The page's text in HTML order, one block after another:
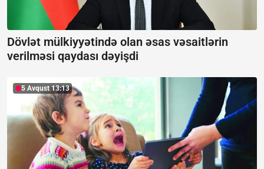
Dövlət mülkiyyətində olan əsas vəsaitlərin
verilməsi qaydası dəyişdi
5 Avqust 13:13